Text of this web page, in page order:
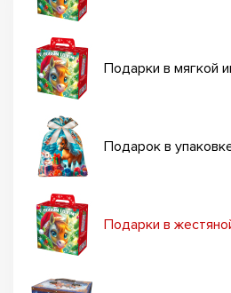
Подарки в мягкой
Подарок в
Подарки в